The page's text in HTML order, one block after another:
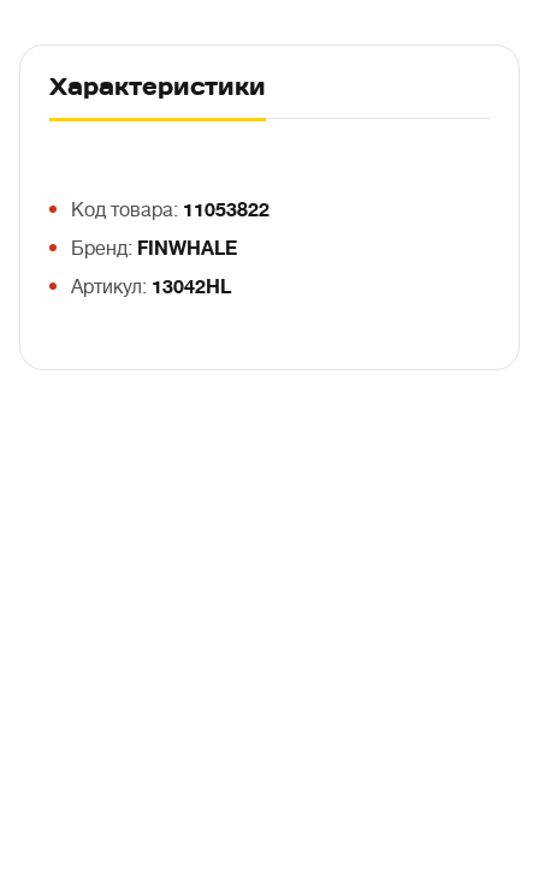
Характеристики
Код товара: 11053822
Бренд: FINWHALE
Артикул: 13042HL